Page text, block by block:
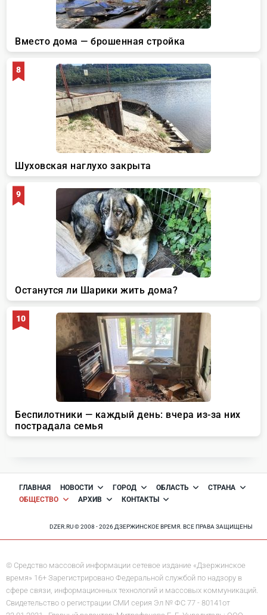
ГЛАВНАЯ НОВОСТИ ГОРОД ОБЛАСТЬ
СТРАНА
ОБЩЕСТВО
АРХИВ КОНТАКТЫ
DZER.RU © 2008 - 2026 ДЗЕРЖИНСКОЕ ВРЕМЯ. ВСЕ ПРАВА ЗАЩИЩЕНЫ
© Средство массовой информации сетевое издание «Дзержинское
время» 16+ Зарегистрировано Федеральной службой по надзору в
сфере связи, информационных технологий и массовых коммуникаций.
Свидетельство о регистрации СМИ серия Эл № ФС 77 - 80141от